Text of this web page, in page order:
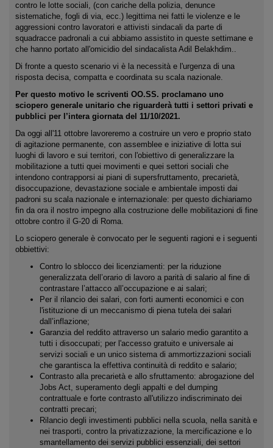
contro le lotte sociali, (con cariche della polizia, denunce
sistematiche, fogli di via, ecc.) legittima nei fatti le violenze e le
aggressioni contro lavoratori e attivisti sindacali da parte di
squadracce padronali a cui abbiamo assistito in queste settimane e
che hanno portato all'omicidio del sindacalista Adil Belakhdim..
Di fronte a questo scenario vi è la necessità e l'urgenza di una
risposta decisa, compatta e coordinata su scala nazionale.
Per questo motivo le scriventi OO.SS. proclamano uno
sciopero generale unitario che riguarderà tutti i settori privati e
pubblici per l’intera giornata del 11/10/2021.
Da oggi all'11 ottobre lavoreremo a costruire un vero e proprio stato
di agitazione permanente, con assemblee e iniziative di lotta sui
luoghi di lavoro e sui territori, con l'obiettivo di generalizzare la
mobilitazione a tutti quei movimenti e quei settori sociali che
intendono contrapporsi ai piani di supersfruttamento, precarietà,
disoccupazione, devastazione sociale e ambientale imposti dai
padroni su scala nazionale e internazionale: per questo dichiariamo
fin da ora il nostro impegno alla costruzione delle mobilitazioni di fine
ottobre contro il G-20 di Roma.
Lo sciopero generale è convocato per le seguenti ragioni e i seguenti
obbiettivi:
Contro lo sblocco dei licenziamenti: per la riduzione
generalizzata dell’orario di lavoro a parità di salario al fine di
contrastare l’attacco all’occupazione e ai salari;
Per il rilancio dei salari, con forti aumenti economici e con
l'istituzione di un meccanismo di piena tutela dei salari
dall’inflazione;
Garanzia del reddito attraverso un salario medio garantito a
tutti i disoccupati; per l'accesso gratuito e universale ai
servizi sociali e un unico sistema di ammortizzazioni sociali
che garantisca la effettiva continuità di reddito e salario;
Contrasto alla precarietà e allo sfruttamento: abrogazione del
Jobs Act, superamento degli appalti e del dumping
contrattuale e forte contrasto all'utilizzo indiscriminato dei
contratti precari;
Rilancio degli investimenti pubblici nella scuola, nella sanità e
nei trasporti, contro la privatizzazione, la mercificazione e lo
smantellamento dei servizi pubblici essenziali, dei settori